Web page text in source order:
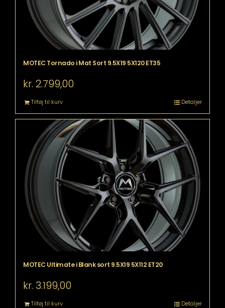
MOTEC Tornado i Mat Sort 9.5X19 5X120 ET35
kr. 2.799,00
Tilføj til kurv Detaljer
MOTEC Ultimate i Blank sort 9.5X19 5X112 ET20
kr. 3.199,00
Tilføj til kurv Detaljer